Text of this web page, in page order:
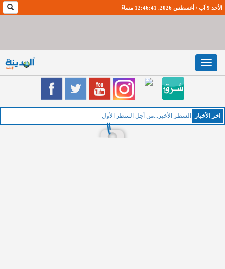
الأحد 9 آب / أغسطس 2026. 12:46:42 مساءً
Toggle
navigation
اخر اﻷخبار السطر الأخير...من أجل السطر الأول